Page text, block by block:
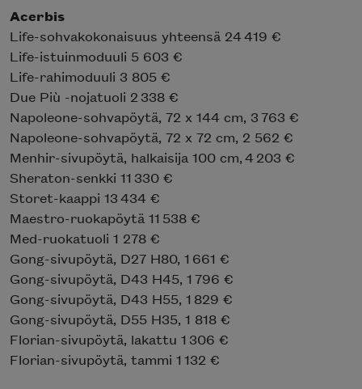
Acerbis
Life-sohvakokonaisuus yhteensä 24 419 €
Life-istuinmoduuli 5 603 €
Life-rahimoduuli 3 805 €
Due Più -nojatuoli 2 338 €
Napoleone-sohvapöytä, 72 x 144 cm, 3 763 €
Napoleone-sohvapöytä, 72 x 72 cm, 2 562 €
Menhir-sivupöytä, halkaisija 100 cm, 4 203 €
Sheraton-senkki 11 330 €
Storet-kaappi 13 434 €
Maestro-ruokapöytä 11 538 €
Med-ruokatuoli 1 278 €
Gong-sivupöytä, D27 H80, 1 661 €
Gong-sivupöytä, D43 H45, 1 796 €
Gong-sivupöytä, D43 H55, 1 829 €
Gong-sivupöytä, D55 H35, 1 818 €
Florian-sivupöytä, lakattu 1 306 €
Florian-sivupöytä, tammi 1 132 €